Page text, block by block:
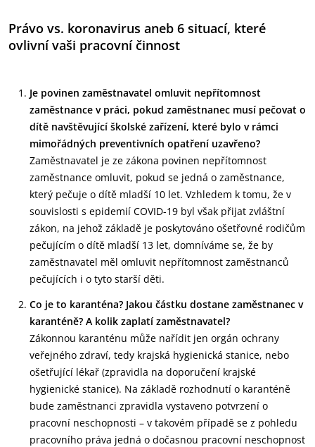
Právo vs. koronavirus aneb 6 situací, které
ovlivní vaši pracovní činnost
Je povinen zaměstnavatel omluvit nepřítomnost
zaměstnance v práci, pokud zaměstnanec musí pečovat o
dítě navštěvující školské zařízení, které bylo v rámci
mimořádných preventivních opatření uzavřeno?
Zaměstnavatel je ze zákona povinen nepřítomnost
zaměstnance omluvit, pokud se jedná o zaměstnance,
který pečuje o dítě mladší 10 let. Vzhledem k tomu, že v
souvislosti s epidemií COVID-19 byl však přijat zvláštní
zákon, na jehož základě je poskytováno ošetřovné rodičům
pečujícím o dítě mladší 13 let, domníváme se, že by
zaměstnavatel měl omluvit nepřítomnost zaměstnanců
pečujících i o tyto starší děti.
Co je to karanténa? Jakou částku dostane zaměstnanec v
karanténě? A kolik zaplatí zaměstnavatel?
Zákonnou karanténu může nařídit jen orgán ochrany
veřejného zdraví, tedy krajská hygienická stanice, nebo
ošetřující lékař (zpravidla na doporučení krajské
hygienické stanice). Na základě rozhodnutí o karanténě
bude zaměstnanci zpravidla vystaveno potvrzení o
pracovní neschopnosti – v takovém případě se z pohledu
pracovního práva jedná o dočasnou pracovní neschopnost